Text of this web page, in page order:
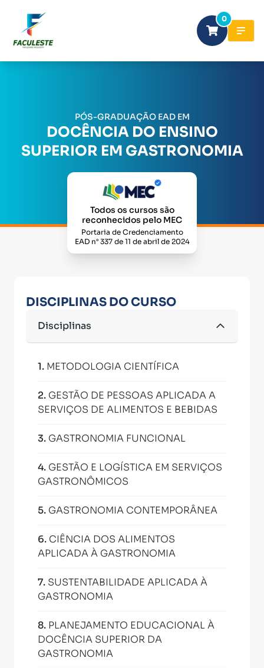
0
PÓS-GRADUAÇÃO EAD EM
DOCÊNCIA DO ENSINO
SUPERIOR EM GASTRONOMIA
Todos os cursos são
reconhecidos pelo MEC
Portaria de Credenciamento
EAD n° 337 de 11 de abril de 2024
DISCIPLINAS DO CURSO
Disciplinas
1. METODOLOGIA CIENTÍFICA
2. GESTÃO DE PESSOAS APLICADA A
SERVIÇOS DE ALIMENTOS E BEBIDAS
3. GASTRONOMIA FUNCIONAL
4. GESTÃO E LOGÍSTICA EM SERVIÇOS
GASTRONÔMICOS
5. GASTRONOMIA CONTEMPORÂNEA
6. CIÊNCIA DOS ALIMENTOS
APLICADA À GASTRONOMIA
7. SUSTENTABILIDADE APLICADA À
GASTRONOMIA
8. PLANEJAMENTO EDUCACIONAL À
DOCÊNCIA SUPERIOR DA
GASTRONOMIA